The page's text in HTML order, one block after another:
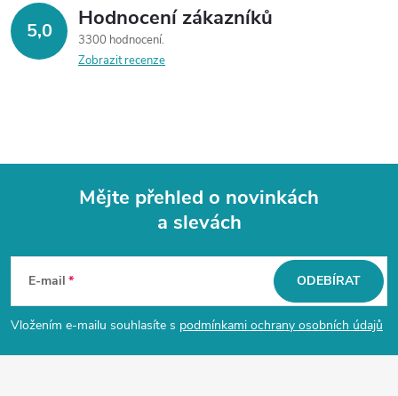
5,0 Hodnocení zákazníků
3300 hodnocení
Zobrazit recenze
p
a
Mějte přehled o novinkách
a slevách
E-mail
Vložením e-mailu souhlasíte s podmínkami ochrany osobních údajů
ODEBÍRAT